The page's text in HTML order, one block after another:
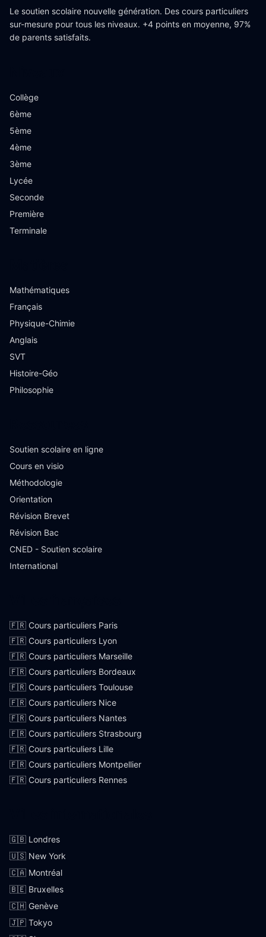
Le soutien scolaire nouvelle génération. Des cours particuliers
sur-mesure pour tous les niveaux. +4 points en moyenne, 97%
de parents satisfaits.
Collège
6ème
5ème
4ème
3ème
Lycée
Seconde
Première
Terminale
Mathématiques
Français
Physique-Chimie
Anglais
SVT
Histoire-Géo
Philosophie
Soutien scolaire en ligne
Cours en visio
Méthodologie
Orientation
Révision Brevet
Révision Bac
CNED - Soutien scolaire
International
🇫🇷 Cours particuliers Paris
🇫🇷 Cours particuliers Lyon
🇫🇷 Cours particuliers Marseille
🇫🇷 Cours particuliers Bordeaux
🇫🇷 Cours particuliers Toulouse
🇫🇷 Cours particuliers Nice
🇫🇷 Cours particuliers Nantes
🇫🇷 Cours particuliers Strasbourg
🇫🇷 Cours particuliers Lille
🇫🇷 Cours particuliers Montpellier
🇫🇷 Cours particuliers Rennes
🇬🇧 Londres
🇺🇸 New York
🇨🇦 Montréal
🇧🇪 Bruxelles
🇨🇭 Genève
🇯🇵 Tokyo